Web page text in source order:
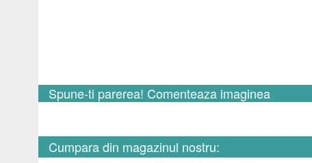
Spune-ti parerea! Comenteaza imaginea
Cumpara din magazinul nostru: